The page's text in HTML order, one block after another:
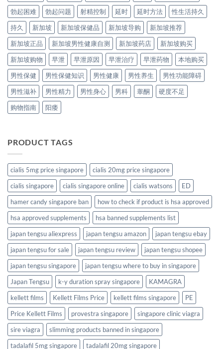
勃起困难
勃起问题 射精控制 延时 延时方法
性生活持久
持久
新加坡 新加坡保健品 新加坡导购
新加坡推荐
新加坡正品
新加坡男性健康自测 新加坡药店
新加坡购买
新加坡购物
早泄 早泄原因 早泄治疗 早泄药物
本地购买
男性保健
男性保健知识 男性健康 男性养生
男性功能障碍
男性滋补
男性精力 男性身心 男科 睾酮
硬度不足
购物指南
阳痿
PRODUCT TAGS
cialis 5mg price singapore
cialis 20mg price singapore
cialis singapore
cialis singapore online cialis watsons
ED
hamer candy singapore ban
how to check if product is hsa approved
hsa approved supplements
hsa banned supplements list
japan tengsu aliexpress
japan tengsu amazon
japan tengsu ebay
japan tengsu for sale
japan tengsu review
japan tengsu shopee
japan tengsu singapore
japan tengsu where to buy in singapore
Japan Tengsu
k-y duration spray singapore
KAMAGRA
kellett films
Kellett Films Price kellett films singapore
PE
Price Kellett Films
provestra singapore
singapore clinic viagra
sire viagra
slimming products banned in singapore
tadalafil 5mg singapore
tadalafil 20mg singapore